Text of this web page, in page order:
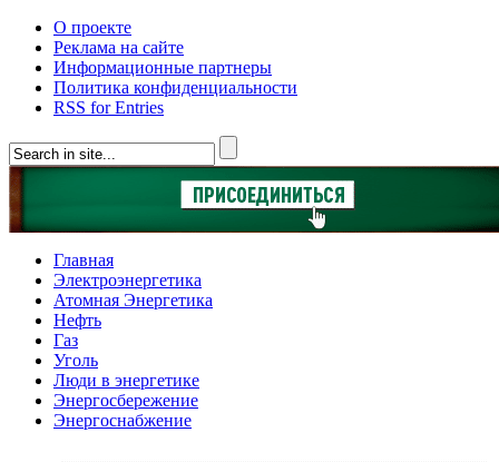
О проекте
Реклама на сайте
Информационные партнеры
Политика конфиденциальности
RSS for Entries
Главная
Электроэнергетика
Атомная Энергетика
Нефть
Газ
Уголь
Люди в энергетике
Энергосбережение
Энергоснабжение